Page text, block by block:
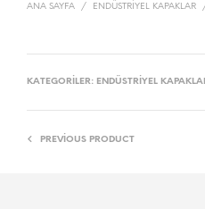
ANA SAYFA / ENDÜSTRIYEL KAPAKLAR
KATEGORILER: ENDÜSTRIYEL
PREVIOUS PRODUCT